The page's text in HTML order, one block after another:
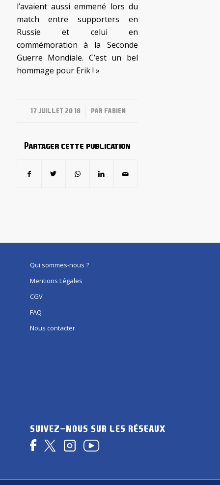
l’avaient aussi emmené lors du
match entre supporters en
Russie et celui en
commémoration à la Seconde
Guerre Mondiale. C’est un bel
hommage pour Erik ! »
17 JUILLET 2018
/ PAR FABIEN
Partager cette publication
Qui sommes-nous ?
Mentions Légales
CGV
FAQ
Nous contacter
SUIVEZ-NOUS SUR LES RÉSEAUX